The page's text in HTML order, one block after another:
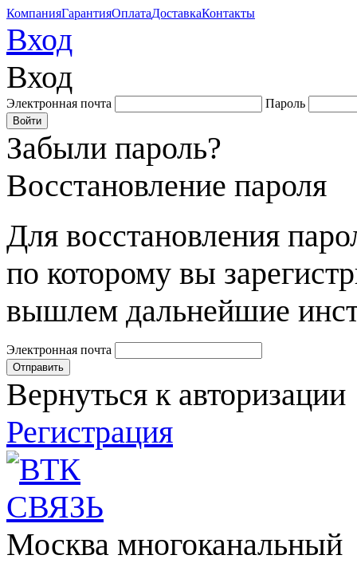
КомпанияГарантияОплатаДоставкаКонтакты
Вход
Вход
Электронная почта Пароль
Забыли пароль?
Восстановление пароля
Для восстановления
по которому вы
вышлем дальнейшие
Электронная почта
Вернуться к авторизации
Регистрация
Москва многоканальный